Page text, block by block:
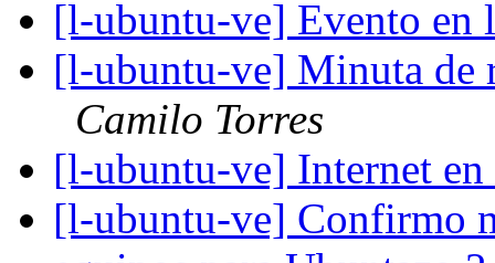
[l-ubuntu-ve] Evento en
[l-ubuntu-ve] Minuta de
Camilo Torres
[l-ubuntu-ve] Internet
[l-ubuntu-ve] Confirmo